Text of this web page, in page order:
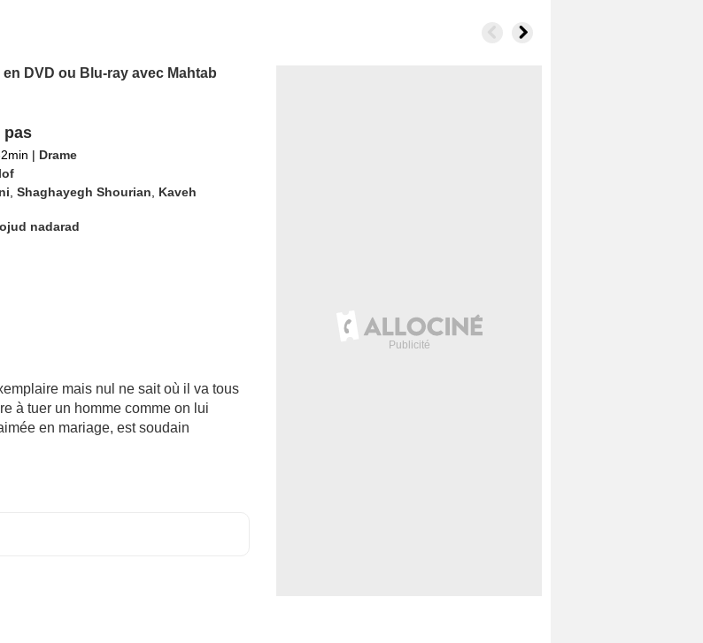
DVD ou Blu-ray avec Mahtab
pas
| Drame
Shaghayegh Shourian
Kaveh
nadarad
mais nul ne sait où il va tous
à tuer un homme comme on lui
en mariage, est soudain